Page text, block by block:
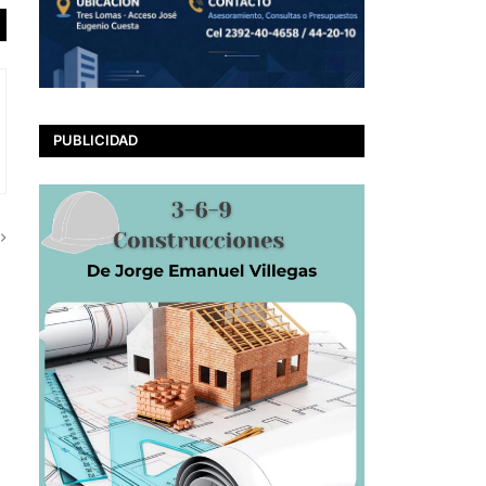
PUBLICIDAD